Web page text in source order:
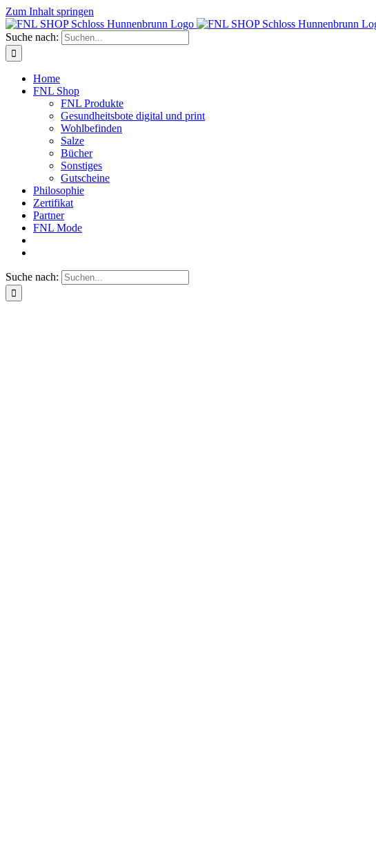
Zum Inhalt springen
Suche nach:
Home
FNL Shop
FNL Produkte
Gesundheitsbote digital und print
Wohlbefinden
Salze
Bücher
Sonstiges
Gutscheine
Philosophie
Zertifikat
Partner
FNL Mode
Suche nach: